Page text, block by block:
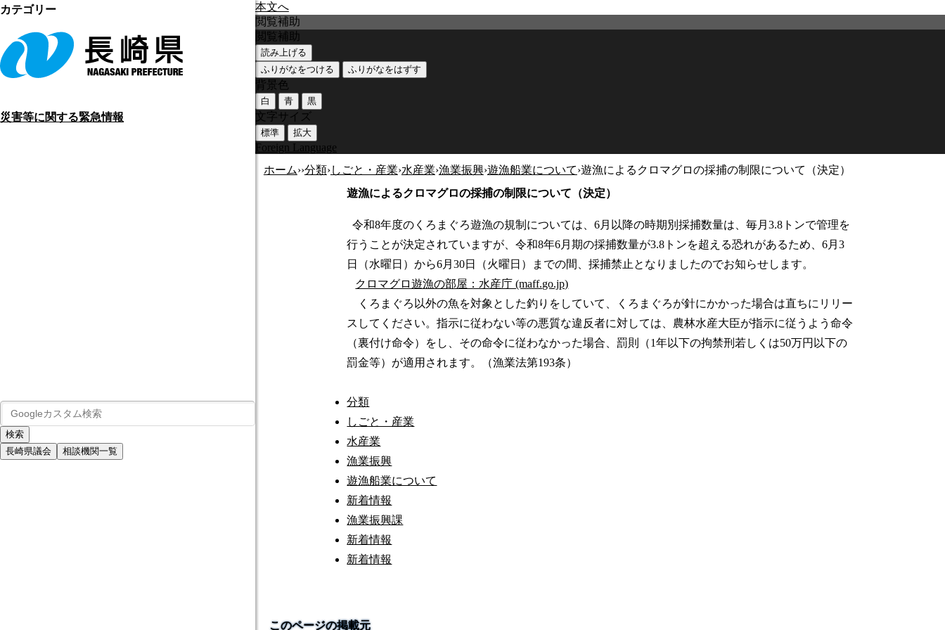
本文へ
災害等に関する緊急情報
長崎県議会 相談機関一覧
閲覧補助
閲覧補助
読み上げる
ふりがなをつける
ふりがなをはずす
背景色
白 青 黒
文字サイズ
標準 拡大
Foreign Language
ホーム››分類›しごと・産業›水産業›漁業振興›遊漁船業について›遊漁によるクロマグロの採捕の制限について（決定）
遊漁によるクロマグロの採捕の制限について（決定）
令和8年度のくろまぐろ遊漁の規制については、6月以降の時期別採捕数量は、毎月3.8トンで管理を
行うことが決定されていますが、令和8年6月期の採捕数量が3.8トンを超える恐れがあるため、6月3
日（水曜日）から6月30日（火曜日）までの間、採捕禁止となりましたのでお知らせします。
クロマグロ遊漁の部屋：水産庁 (maff.go.jp)
くろまぐろ以外の魚を対象とした釣りをしていて、くろまぐろが針にかかった場合は直ちにリリー
スしてください。指示に従わない等の悪質な違反者に対しては、農林水産大臣が指示に従うよう命令
（裏付け命令）をし、その命令に従わなかった場合、罰則（1年以下の拘禁刑若しくは50万円以下の
罰金等）が適用されます。（漁業法第193条）
カテゴリー
分類
しごと・産業
水産業
漁業振興
遊漁船業について
新着情報
漁業振興課
新着情報
新着情報
このページの掲載元